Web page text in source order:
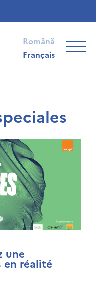
Română
Français
une
en réalité